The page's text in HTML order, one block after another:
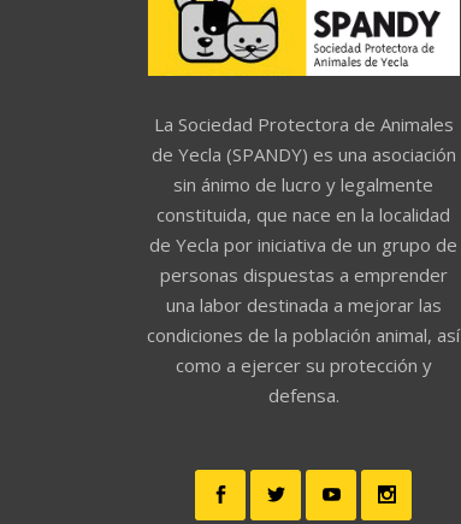
La Sociedad Protectora de Animales
de Yecla (SPANDY) es una asociación
sin ánimo de lucro y legalmente
constituida, que nace en la localidad
de Yecla por iniciativa de un grupo de
personas dispuestas a emprender
una labor destinada a mejorar las
condiciones de la población animal, así
como a ejercer su protección y
defensa.